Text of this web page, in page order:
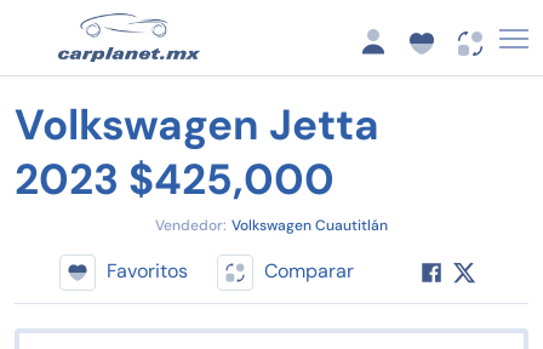
Volkswagen Jetta
2023 $425,000
Vendedor: Volkswagen Cuautitlán
Favoritos Comparar